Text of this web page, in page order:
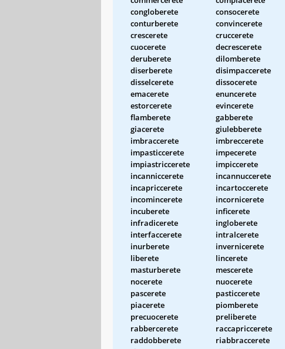
congloberete
consocerete
conturberete
convincerete
crescerete
cruccerete
cuocerete
decrescerete
deruberete
dilomberete
diserberete
disimpaccerete
disselcerete
dissocerete
emacerete
enuncerete
estorcerete
evincerete
flamberete
gabberete
giacerete
giulebberete
imbraccerete
imbreccerete
impasticcerete
impecerete
impiastriccerete
impiccerete
incanniccerete
incannuccerete
incapriccerete
incartoccerete
incomincerete
incornicerete
incuberete
inficerete
infradicerete
ingloberete
interfaccerete
intralcerete
inurberete
invernicerete
liberete
lincerete
masturberete
mescerete
nocerete
nuocerete
pascerete
pasticcerete
piacerete
piomberete
precuocerete
preliberete
rabbercerete
raccapriccerete
raddobberete
riabbraccerete